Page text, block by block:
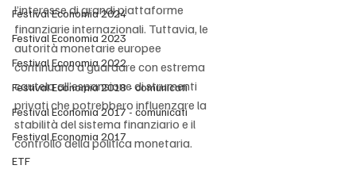
Festival Economia 2024
Festival Economia 2023
Festival Economia 2022
Festival Economia 2018 - comunicati
Festival Economia 2017 - comunicati
Festival Economia 2017
ETF
l’interesse di grandi piattaforme
finanziarie internazionali. Tuttavia, le
autorità monetarie europee
continuano a guardare con estrema
cautela all’espansione di strumenti
privati che potrebbero influenzare la
stabilità del sistema finanziario e il
controllo della politica monetaria.